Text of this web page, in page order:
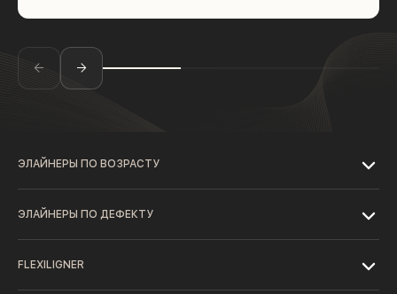
ЭЛАЙНЕРЫ ПО ВОЗРАСТУ
ЭЛАЙНЕРЫ ПО ДЕФЕКТУ
FLEXILIGNER